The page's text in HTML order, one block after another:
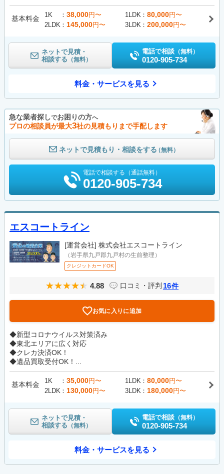
基本料金 1K 38,000円〜 1LDK 80,000円〜
2LDK
145,000円〜 3LDK 200,000円〜
ネットで見積・
相談する （無料）
電話で相談 （無料）
0120-905-734
料金・サービスを見る
急な業者探しでお困りの方へ
プロの相談員が最大3社の見積もりまで手配します
ネットで見積もり・相談をする（無料）
電話で相談する（通話無料）
0120-905-734
エスコートライン
[運営会社] 株式会社エスコートライン
（岩手県九戸郡九戸村の生前整理）
クレジットカードOK
4.88 口コミ・評判 16件
お気に入りに追加
◆新型コロナウイルス対策済み
◆東北エリアに広く対応
◆クレカ決済OK！
◆遺品買取受付OK！...
基本料金 1K 35,000円〜 1LDK 80,000円〜
2LDK
130,000円〜 3LDK 180,000円〜
ネットで見積・
相談する （無料）
電話で相談 （無料）
0120-905-734
料金・サービスを見る